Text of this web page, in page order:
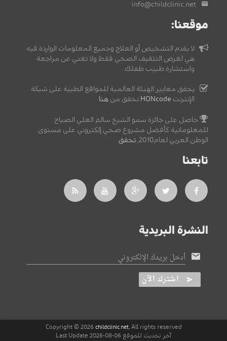
info@childclinic.net
موقعنا:
لا يقدم التشخيص أو العلاج وجميع المعلومات الواردة فيه
هي لغرض التثقيف الصحي فقط ولا تغني عن مراجعة
واستشارة طبيب طفلك.
يحقق معايير الهيئة العالمية للمواقع الطبية على شبكة
الإنترنت HONcode تحقق من هنا
حاصل على جائزة سمو الشيخ سالم العلي الصباح
للمعلوماتية كأفضل مشروع صحي إلكتروني على مستوى
الوطن العربي لعام2010,
تحقق.
تابعنا
النشرة البريدية
أدخل بريدك الإلكتروني
اشترك الآن
Copyright © 2026 childclinic.net, All rights reserved
آخر تحديث للموقع 06-08-2026 Last Update